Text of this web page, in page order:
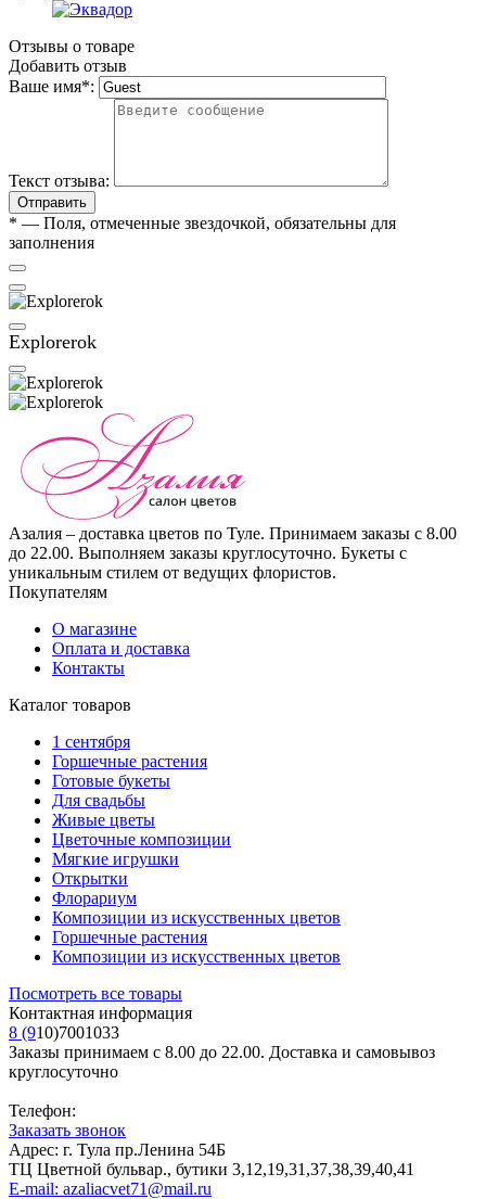
Отзывы о товаре
Добавить отзыв
Ваше имя*:
Текст отзыва:
Отправить
* — Поля, отмеченные звездочкой, обязательны для
заполнения
Explorerok
Азалия – доставка цветов по Туле. Принимаем заказы с 8.00
до 22.00. Выполняем заказы круглосуточно. Букеты с
уникальным стилем от ведущих флористов.
Покупателям
О магазине
Оплата и доставка
Контакты
Каталог товаров
1 сентября
Горшечные растения
Готовые букеты
Для свадьбы
Живые цветы
Цветочные композиции
Мягкие игрушки
Открытки
Флорариум
Композиции из искусственных цветов
Горшечные растения
Композиции из искусственных цветов
Посмотреть все товары
Контактная информация
8 (910)7001033
Заказы принимаем с 8.00 до 22.00. Доставка и самовывоз
круглосуточно
Телефон:
Заказать звонок
Адрес: г. Тула пр.Ленина 54Б
ТЦ Цветной бульвар., бутики 3,12,19,31,37,38,39,40,41
E-mail: azaliacvet71@mail.ru